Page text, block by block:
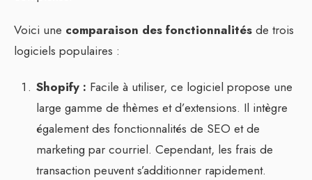
Voici une comparaison des fonctionnalités de trois
logiciels populaires :
Shopify : Facile à utiliser, ce logiciel propose une
large gamme de thèmes et d’extensions. Il intègre
également des fonctionnalités de SEO et de
marketing par courriel. Cependant, les frais de
transaction peuvent s’additionner rapidement.